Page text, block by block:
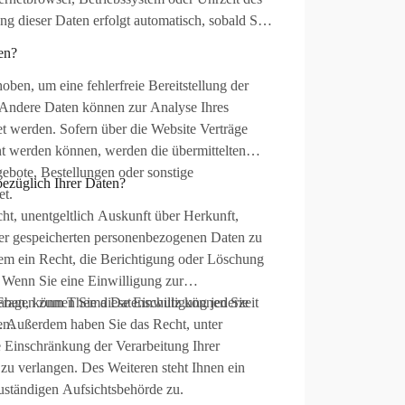
dieser Daten erfolgt automatisch, sobald Sie
um eine fehlerfreie Bereitstellung der
Daten können zur Analyse Ihres
werden. Sofern über die Website Verträge
werden können, werden die übermittelten
Bestellungen oder sonstige
Ihrer Daten?
unentgeltlich Auskunft über Herkunft,
gespeicherten personenbezogenen Daten zu
ein Recht, die Berichtigung oder Löschung
Sie eine Einwilligung zur
können Sie diese Einwilligung jederzeit
haben Sie das Recht, unter
der Verarbeitung Ihrer
verlangen. Des Weiteren steht Ihnen ein
Aufsichtsbehörde zu.
zum Thema Datenschutz können Sie